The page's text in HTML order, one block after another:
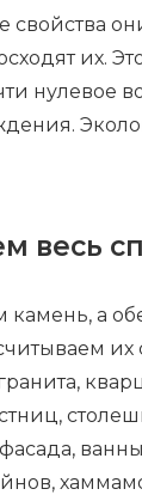
их.
нулевое
весь
а